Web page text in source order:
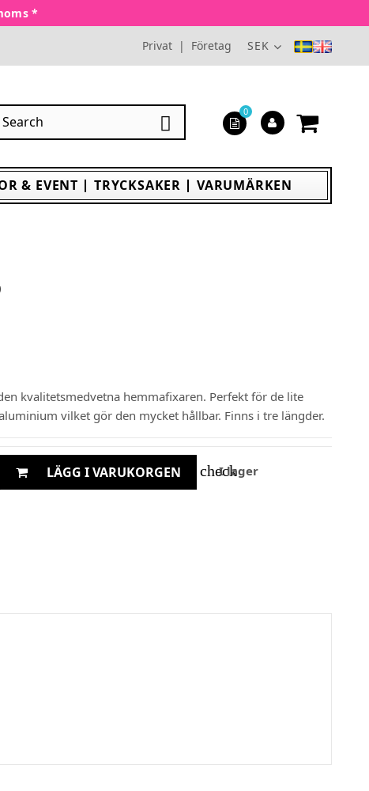
*
Privat | Företag SEK

0
& EVENT TRYCKSAKER VARUMÄRKEN
kvalitetsmedvetna hemmafixaren. Perfekt för de lite
vilket gör den mycket hållbar. Finns i tre längder.
LÄGG I VARUKORGEN check
I lager